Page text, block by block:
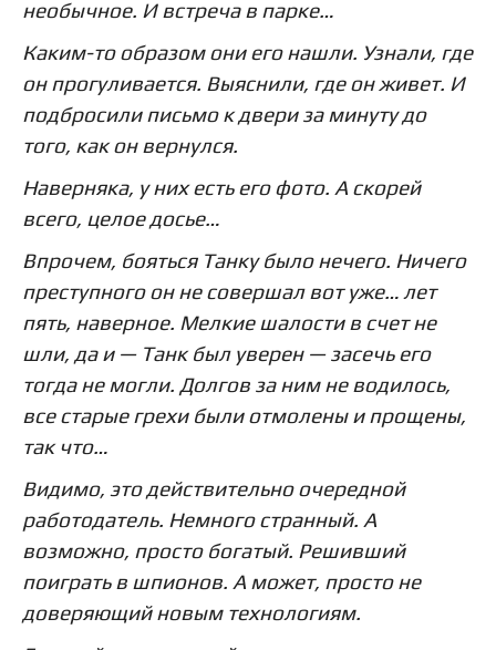
необычное. И встреча в парке…
Каким-то образом они его нашли. Узнали, где
он прогуливается. Выяснили, где он живет. И
подбросили письмо к двери за минуту до
того, как он вернулся.
Наверняка, у них есть его фото. А скорей
всего, целое досье…
Впрочем, бояться Танку было нечего. Ничего
преступного он не совершал вот уже… лет
пять, наверное. Мелкие шалости в счет не
шли, да и — Танк был уверен — засечь его
тогда не могли. Долгов за ним не водилось,
все старые грехи были отмолены и прощены,
так что…
Видимо, это действительно очередной
работодатель. Немного странный. А
возможно, просто богатый. Решивший
поиграть в шпионов. А может, просто не
доверяющий новым технологиям.